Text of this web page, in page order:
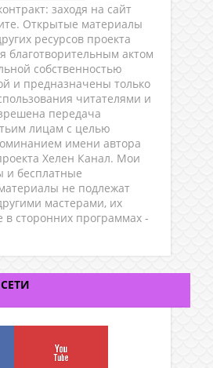
заходя на сайт
Открытые материалы
ресурсов проекта
благотворительным актом
собственностью
и предназначены только
читателями и
передача
лицам с целью
имени автора
Хелен Канал. Мои
и бесплатные
не подлежат
мастерами, их
в сторонних программах -